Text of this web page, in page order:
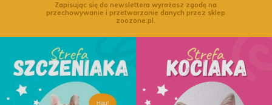
Zapisując się do newslettera wyrażasz zgodę na
przechowywanie i przetwarzanie danych przez sklep
zoozone.pl.